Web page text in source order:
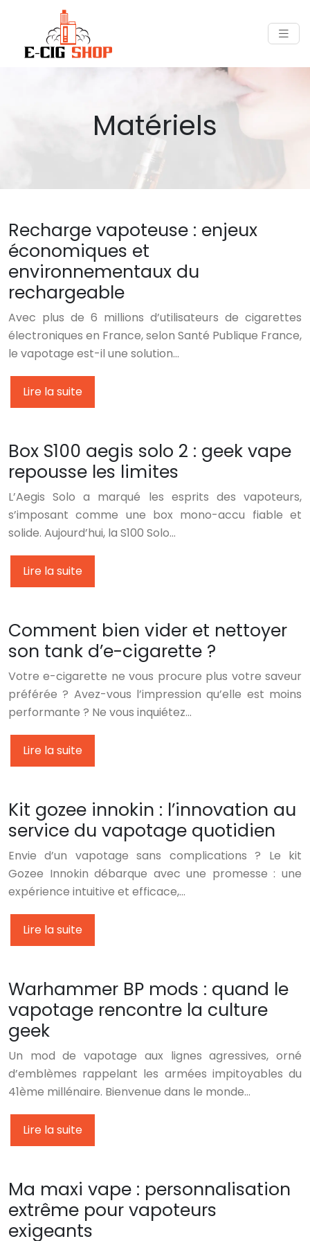
Matériels
Recharge vapoteuse : enjeux
économiques et
environnementaux du
rechargeable
Avec plus de 6 millions d’utilisateurs de cigarettes
électroniques en France, selon Santé Publique France,
le vapotage est-il une solution…
Lire la suite
Box S100 aegis solo 2 : geek vape
repousse les limites
L’Aegis Solo a marqué les esprits des vapoteurs,
s’imposant comme une box mono-accu fiable et
solide. Aujourd’hui, la S100 Solo…
Lire la suite
Comment bien vider et nettoyer
son tank d’e-cigarette ?
Votre e-cigarette ne vous procure plus votre saveur
préférée ? Avez-vous l’impression qu’elle est moins
performante ? Ne vous inquiétez…
Lire la suite
Kit gozee innokin : l’innovation au
service du vapotage quotidien
Envie d’un vapotage sans complications ? Le kit
Gozee Innokin débarque avec une promesse : une
expérience intuitive et efficace,…
Lire la suite
Warhammer BP mods : quand le
vapotage rencontre la culture
geek
Un mod de vapotage aux lignes agressives, orné
d’emblèmes rappelant les armées impitoyables du
41ème millénaire. Bienvenue dans le monde…
Lire la suite
Ma maxi vape : personnalisation
extrême pour vapoteurs
exigeants